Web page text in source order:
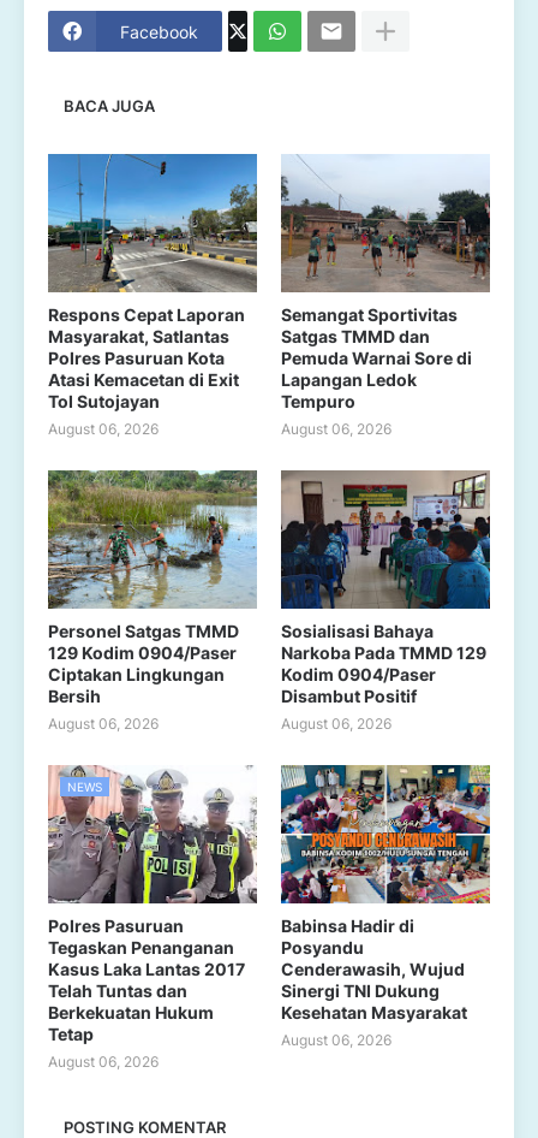
Facebook
BACA JUGA
Respons Cepat Laporan
Masyarakat, Satlantas
Polres Pasuruan Kota
Atasi Kemacetan di Exit
Tol Sutojayan
August 06, 2026
Semangat Sportivitas
Satgas TMMD dan
Pemuda Warnai Sore di
Lapangan Ledok
Tempuro
August 06, 2026
Personel Satgas TMMD
129 Kodim 0904/Paser
Ciptakan Lingkungan
Bersih
August 06, 2026
Sosialisasi Bahaya
Narkoba Pada TMMD 129
Kodim 0904/Paser
Disambut Positif
August 06, 2026
NEWS
Polres Pasuruan
Tegaskan Penanganan
Kasus Laka Lantas 2017
Telah Tuntas dan
Berkekuatan Hukum
Tetap
August 06, 2026
Babinsa Hadir di
Posyandu
Cenderawasih, Wujud
Sinergi TNI Dukung
Kesehatan Masyarakat
August 06, 2026
POSTING KOMENTAR